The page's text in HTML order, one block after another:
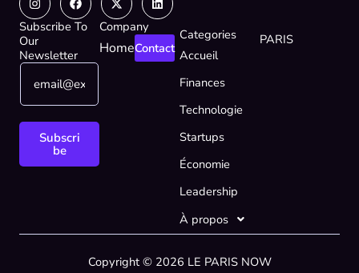
twitter
Subscribe To
Our
Newsletter
*
E
m
l
E
a
Subscri
be
Company
HomeContact
Categories
Accueil
Finances
Technologie
Startups
Économie
Leadership
À propos
PARIS
Copyright © 2026 LE PARIS NOW